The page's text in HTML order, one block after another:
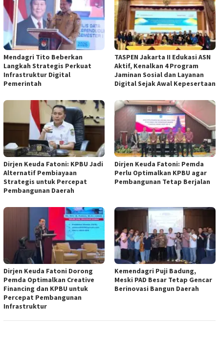
Mendagri Tito Beberkan
Langkah Strategis Perkuat
Infrastruktur Digital
Pemerintah
TASPEN Jakarta II Edukasi ASN
Aktif, Kenalkan 4 Program
Jaminan Sosial dan Layanan
Digital Sejak Awal Kepesertaan
Dirjen Keuda Fatoni: KPBU Jadi
Alternatif Pembiayaan
Strategis untuk Percepat
Pembangunan Daerah
Dirjen Keuda Fatoni: Pemda
Perlu Optimalkan KPBU agar
Pembangunan Tetap Berjalan
Dirjen Keuda Fatoni Dorong
Pemda Optimalkan Creative
Financing dan KPBU untuk
Percepat Pembangunan
Infrastruktur
Kemendagri Puji Badung,
Meski PAD Besar Tetap Gencar
Berinovasi Bangun Daerah